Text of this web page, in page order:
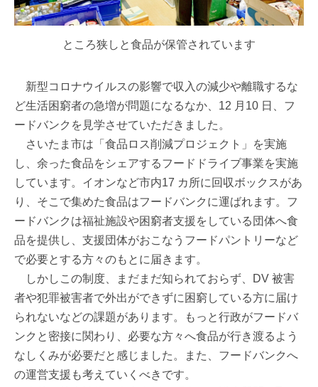
ところ狭しと食品が保管されています
新型コロナウイルスの影響で収入の減少や離職するな
ど生活困窮者の急増が問題になるなか、12 月10 日、フ
ードバンクを見学させていただきました。
さいたま市は「食品ロス削減プロジェクト」を実施
し、余った食品をシェアするフードドライブ事業を実施
しています。イオンなど市内17 カ所に回収ボックスがあ
り、そこで集めた食品はフードバンクに運ばれます。フ
ードバンクは福祉施設や困窮者支援をしている団体へ食
品を提供し、支援団体がおこなうフードパントリーなど
で必要とする方々のもとに届きます。
しかしこの制度、まだまだ知られておらず、DV 被害
者や犯罪被害者で外出ができずに困窮している方に届け
られないなどの課題があります。もっと行政がフードバ
ンクと密接に関わり、必要な方々へ食品が行き渡るよう
なしくみが必要だと感じました。また、フードバンクへ
の運営支援も考えていくべきです。